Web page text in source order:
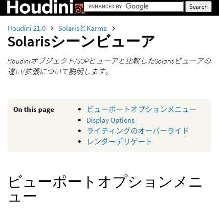
Houdini 21.0 SolarisとKarma
Solarisシーンビューア
Houdiniオブジェクト/SOPビューアと比較したSolarisビューアの
違い/拡張について説明します。
On this page
ビューポートオプションメニュー
Display Options
ライティングのオーバーライド
レンダーデリゲート
ビューポートオプションメニ
ュー